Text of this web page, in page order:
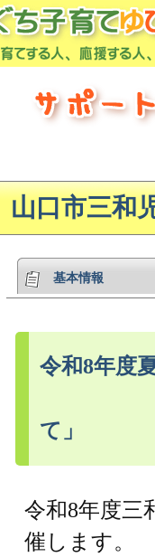
山口市三和
基本情報
令和8年度
て」
令和8年度三
催します。